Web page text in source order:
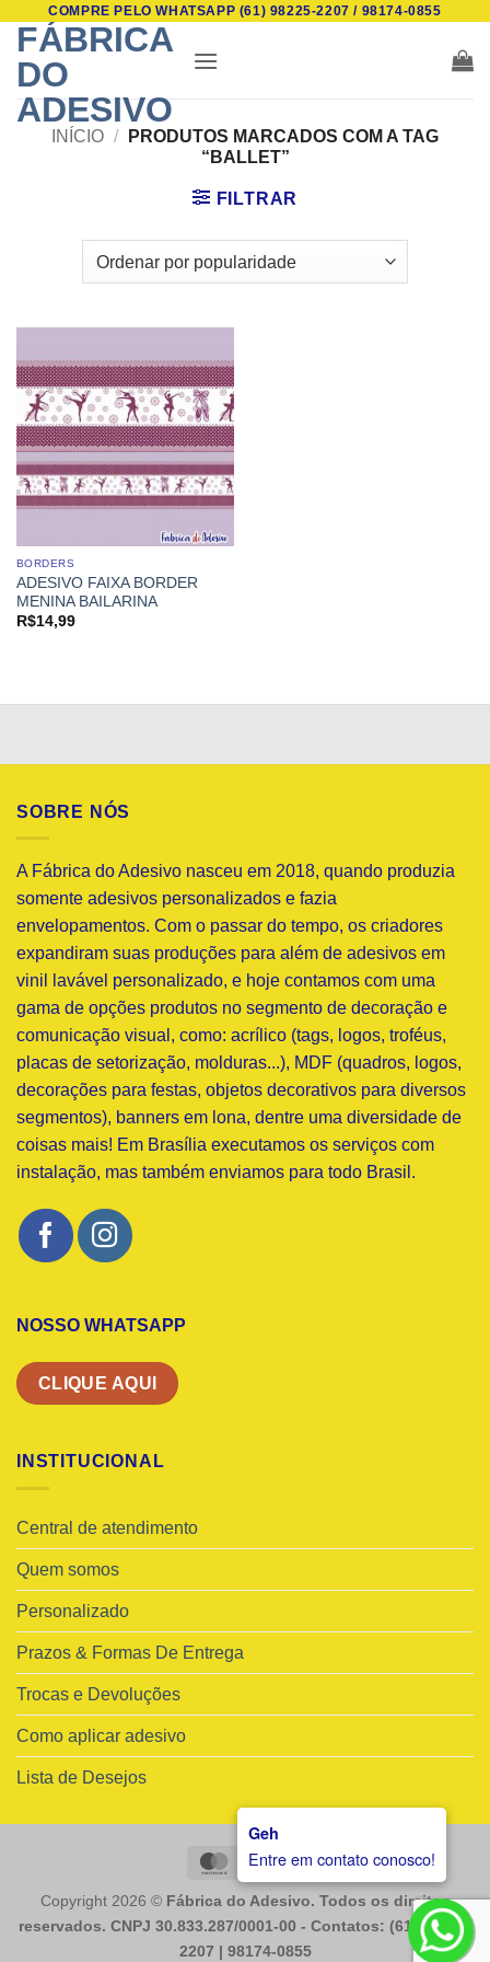
content
COMPRE PELO WHATSAPP (61) 98225-2207 / 98174-0855
FÁBRICA
DO
ADESIVO
INÍCIO /
PRODUTOS MARCADOS COM A TAG
“BALLET”
FILTRAR
BORDERS
ADESIVO FAIXA BORDER
MENINA BAILARINA
R$14,99
Geh
Entre em contato conosco!
SOBRE NÓS
A Fábrica do Adesivo nasceu em 2018, quando produzia
somente adesivos personalizados e fazia
envelopamentos. Com o passar do tempo, os criadores
expandiram suas produções para além de adesivos em
vinil lavável personalizado, e hoje contamos com uma
gama de opções produtos no segmento de decoração e
comunicação visual, como: acrílico (tags, logos, troféus,
placas de setorização, molduras...), MDF (quadros, logos,
decorações para festas, objetos decorativos para diversos
segmentos), banners em lona, dentre uma diversidade de
coisas mais! Em Brasília executamos os serviços com
instalação, mas também enviamos para todo Brasil.
NOSSO WHATSAPP
CLIQUE AQUI
INSTITUCIONAL
Central de atendimento
Quem somos
Personalizado
Prazos & Formas De Entrega
Trocas e Devoluções
Como aplicar adesivo
Lista de Desejos
MasterCardVisa
Copyright 2026 © Fábrica do Adesivo. Todos os direitos
reservados. CNPJ 30.833.287/0001-00 - Contatos: (61) 98225-
2207 | 98174-0855